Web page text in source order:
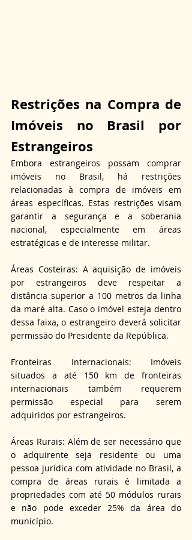
Restrições na Compra de
Imóveis no Brasil por
Estrangeiros
Embora estrangeiros possam comprar
imóveis no Brasil, há restrições
relacionadas à compra de imóveis em
áreas específicas. Estas restrições visam
garantir a segurança e a soberania
nacional, especialmente em áreas
estratégicas e de interesse militar.
Áreas Costeiras: A aquisição de imóveis
por estrangeiros deve respeitar a
distância superior a 100 metros da linha
da maré alta. Caso o imóvel esteja dentro
dessa faixa, o estrangeiro deverá solicitar
permissão do Presidente da República.
Fronteiras Internacionais: Imóveis
situados a até 150 km de fronteiras
internacionais também requerem
permissão especial para serem
adquiridos por estrangeiros.
Áreas Rurais: Além de ser necessário que
o adquirente seja residente ou uma
pessoa jurídica com atividade no Brasil, a
compra de áreas rurais é limitada a
propriedades com até 50 módulos rurais
e não pode exceder 25% da área do
município.